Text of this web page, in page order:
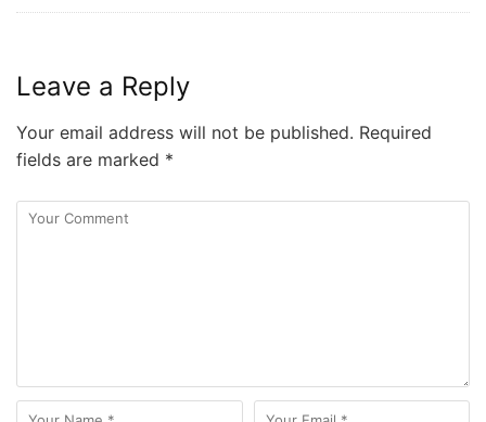
Leave a Reply
Your email address will not be published. Required
fields are marked *